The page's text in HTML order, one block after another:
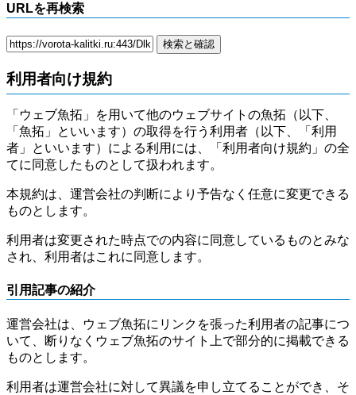
URLを再検索
利用者向け規約
「ウェブ魚拓」を用いて他のウェブサイトの魚拓（以下、
「魚拓」といいます）の取得を行う利用者（以下、「利用
者」といいます）による利用には、「利用者向け規約」の全
てに同意したものとして扱われます。
本規約は、運営会社の判断により予告なく任意に変更できる
ものとします。
利用者は変更された時点での内容に同意しているものとみな
され、利用者はこれに同意します。
引用記事の紹介
運営会社は、ウェブ魚拓にリンクを張った利用者の記事につ
いて、断りなくウェブ魚拓のサイト上で部分的に掲載できる
ものとします。
利用者は運営会社に対して異議を申し立てることができ、そ